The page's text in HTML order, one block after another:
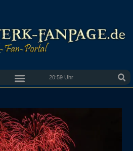
20:59 Uhr